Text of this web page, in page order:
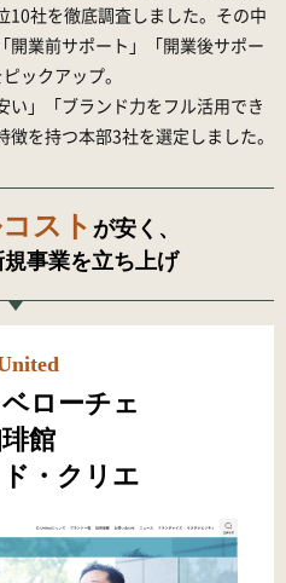
10社を徹底調査しました。その中
開業前サポート」「開業後サポー
ックアップ。
い」「ブランド力をフル活用でき
を持つ本部3社を選定しました。
スト が安く、
事業を立ち上げ
ローチェ
館
・クリエ